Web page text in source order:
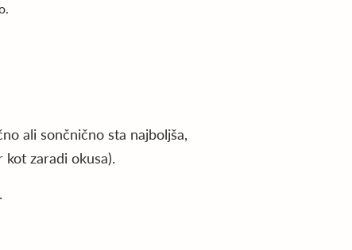
ali sončnično sta najboljša,
zaradi okusa).